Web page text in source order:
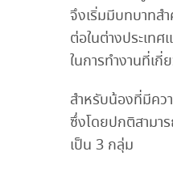
จึงเริ่มมีบทบาทส
ต่อในต่างประเท
ในการทำงานที่เ
สำหรับน้องที่มีคว
ซึ่งโดยปกติสามา
เป็น 3 กลุ่ม